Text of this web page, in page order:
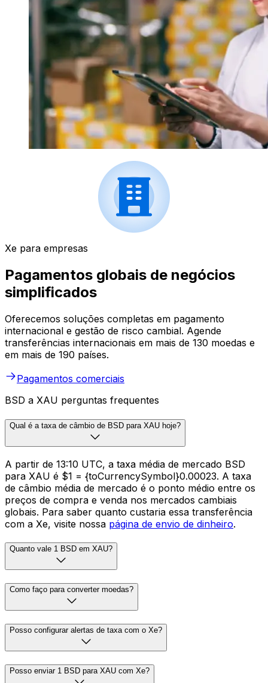
Xe para empresas
Pagamentos globais de negócios
simplificados
Oferecemos soluções completas em pagamento
internacional e gestão de risco cambial. Agende
transferências internacionais em mais de 130 moedas e
em mais de 190 países.
Pagamentos comerciais
BSD a XAU perguntas frequentes
Qual é a taxa de câmbio de BSD para XAU hoje?
A partir de 13:10 UTC, a taxa média de mercado BSD
para XAU é $1 = {toCurrencySymbol}0.00023. A taxa
de câmbio média de mercado é o ponto médio entre os
preços de compra e venda nos mercados cambiais
globais. Para saber quanto custaria essa transferência
com a Xe, visite nossa página de envio de dinheiro.
Quanto vale 1 BSD em XAU?
Como faço para converter moedas?
Posso configurar alertas de taxa com o Xe?
Posso enviar 1 BSD para XAU com Xe?